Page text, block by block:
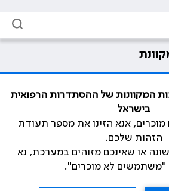
המקוונות של ההסתדרות הרפואית
בישראל
אנא הזינו את מספר תעודת
הזהות שלכם.
או שאינכם מזוהים במערכת, נא
"משתמשים לא מוכרים".